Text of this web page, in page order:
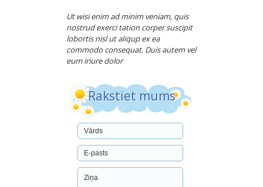
Ut wisi enim ad minim veniam, quis
nostrud exerci tation corper suscipit
lobortis nisl ut aliqup ex ea
commodo consequat. Duis autem vel
eum iriure dolor
Rakstiet mums